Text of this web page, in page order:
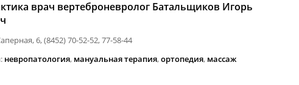
врач вертеброневролог Батальщиков Игорь
6, (8452) 70-52-52, 77-58-44
невропатология, мануальная терапия,ортопедия, массаж